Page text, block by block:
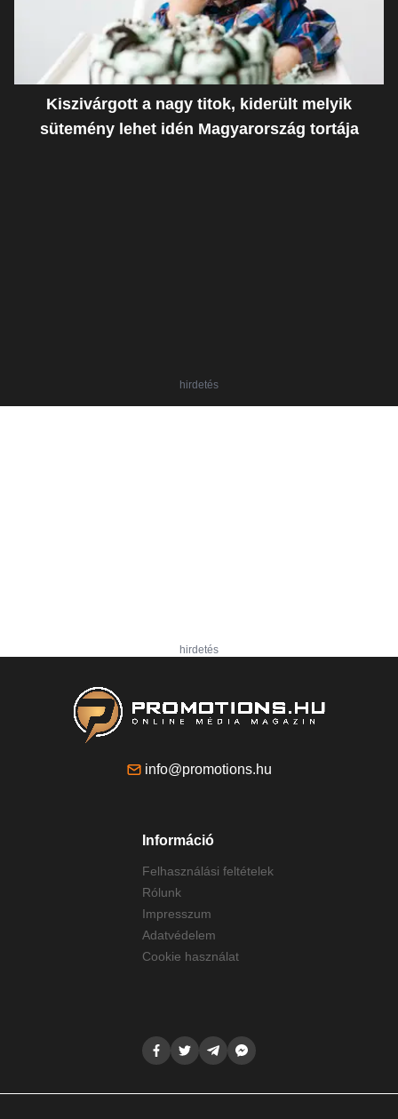
Kiszivárgott a nagy titok, kiderült melyik
sütemény lehet idén Magyarország tortája
hirdetés
hirdetés
info@promotions.hu
Információ
Felhasználási feltételek
Rólunk
Impresszum
Adatvédelem
Cookie használat